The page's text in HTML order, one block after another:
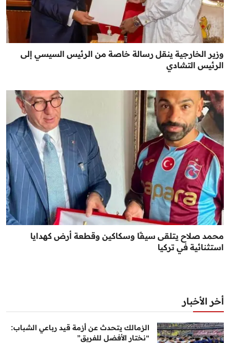
وزير الخارجية ينقل رسالة خاصة من الرئيس السيسي إلى
الرئيس التشادي
محمد صلاح يتلقى سيفًا وسكاكين وقطعة أرض كهدايا
استثنائية في تركيا
أخر الأخبار
الزمالك يتحدث عن أزمة قيد رباعي الشباب:
“نختار الأفضل للفريق”